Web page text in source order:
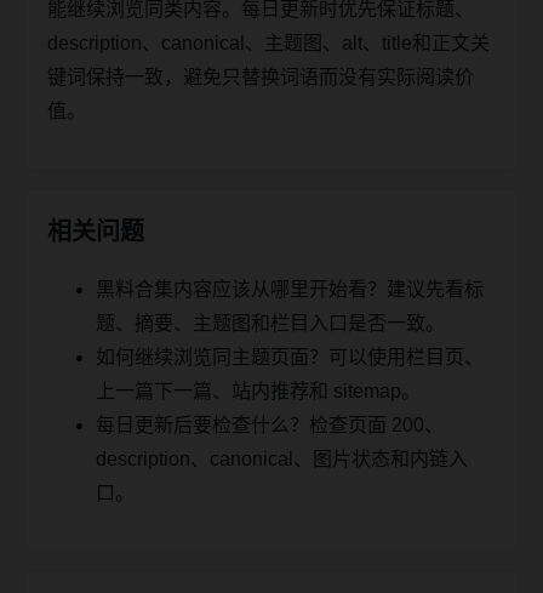
能继续浏览同类内容。每日更新时优先保证标题、
description、canonical、主题图、alt、title和正文关
键词保持一致，避免只替换词语而没有实际阅读价
值。
相关问题
黑料合集内容应该从哪里开始看？建议先看标
题、摘要、主题图和栏目入口是否一致。
如何继续浏览同主题页面？可以使用栏目页、
上一篇下一篇、站内推荐和 sitemap。
每日更新后要检查什么？检查页面 200、
description、canonical、图片状态和内链入
口。